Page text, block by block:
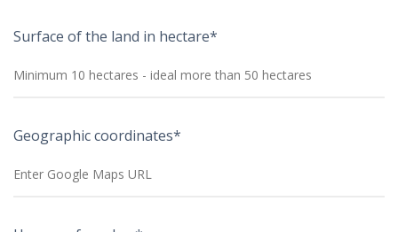
Surface of the land in hectare*
Geographic coordinates*